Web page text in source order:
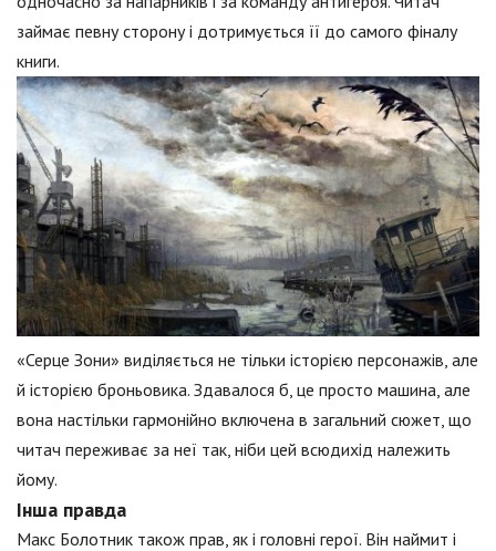
займає певну сторону і дотримується її до самого фіналу
книги.
«Серце Зони» виділяється не тільки історією персонажів, але
й історією броньовика. Здавалося б, це просто машина, але
вона настільки гармонійно включена в загальний сюжет, що
читач переживає за неї так, ніби цей всюдихід належить
йому.
Інша правда
Макс Болотник також прав, як і головні герої. Він наймит і